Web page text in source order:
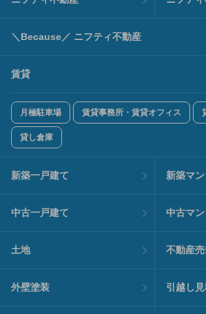
＼Because／ ニフティ不動産
賃貸
月極駐車場 賃貸事務所・賃貸オフィス
貸し倉庫
新築一戸建て 新築マ
中古一戸建て 中古マ
土地 不動産
外壁塗装 引越し見